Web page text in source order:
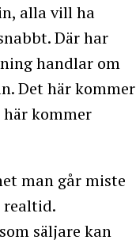
alla vill ha
Där har
handlar om
Det här kommer
kommer
man går miste
realtid.
säljare kan